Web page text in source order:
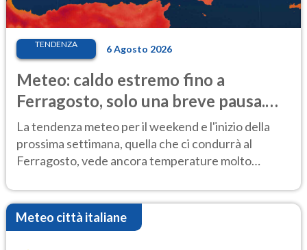
TENDENZA 6 Agosto 2026
Meteo: caldo estremo fino a
Ferragosto, solo una breve pausa.
Ecco dove
La tendenza meteo per il weekend e l'inizio della
prossima settimana, quella che ci condurrà al
Ferragosto, vede ancora temperature molto
Meteo città italiane